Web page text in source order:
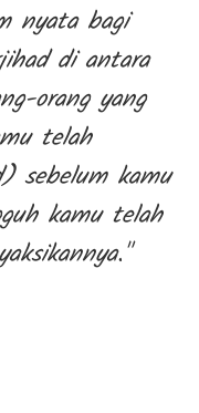
nyata bagi
di antara
orang yang
telah
sebelum kamu
kamu telah